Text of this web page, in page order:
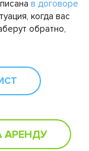
в договоре
когда вас
обратно,
АРЕНДУ